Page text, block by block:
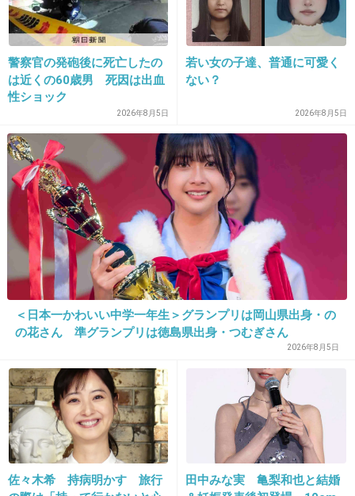
18. 匿名 2019/02/10(日) 22:14:21
わざとらスキップぱばあ！
19. 匿名2019/02/10(日) 22:15:10
川田さんスタイルちんちくりんで親近感ｗ
+26
20. 匿名 2019/02/10(日) 22:15:19
川田アナて可愛い？
肩が気になる。スタイルが悪いのか顔がでかい
のか。なんかバランス変じゃない？
21. 匿名2019/02/10(日) 22:15:44
川田アナはフリーになるって言った時にすぐ需
警察官の発砲後に死亡したの
は近くの60歳男 死因は出血
性ショック
2026年8月5日
若い女の子達、普通に可愛く
ない？
2026年8月5日
＜日本一かわいい中学一年生＞グランプリは岡山県出身・の
の花さん 準グランプリは徳島県出身・つむぎさん
2026年8月5日
佐々木希 持病明かす 旅行
田中みな実 亀梨和也と結婚